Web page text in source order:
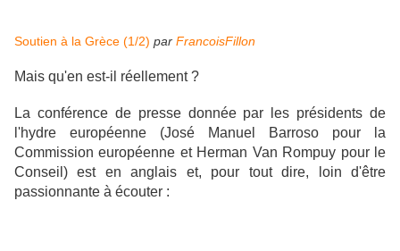
Soutien à la Grèce (1/2) par FrancoisFillon
Mais qu'en est-il réellement ?
La conférence de presse donnée par les présidents de
l'hydre européenne (José Manuel Barroso pour la
Commission européenne etHerman Van Rompuy pour le
Conseil) est en anglais et, pour tout dire, loin d'être
passionnante à écouter :